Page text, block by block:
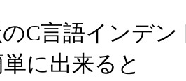
C言語インデン
に出来ると